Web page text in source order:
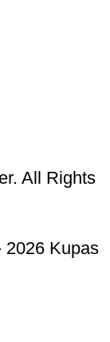
All Rights
2026 Kupas